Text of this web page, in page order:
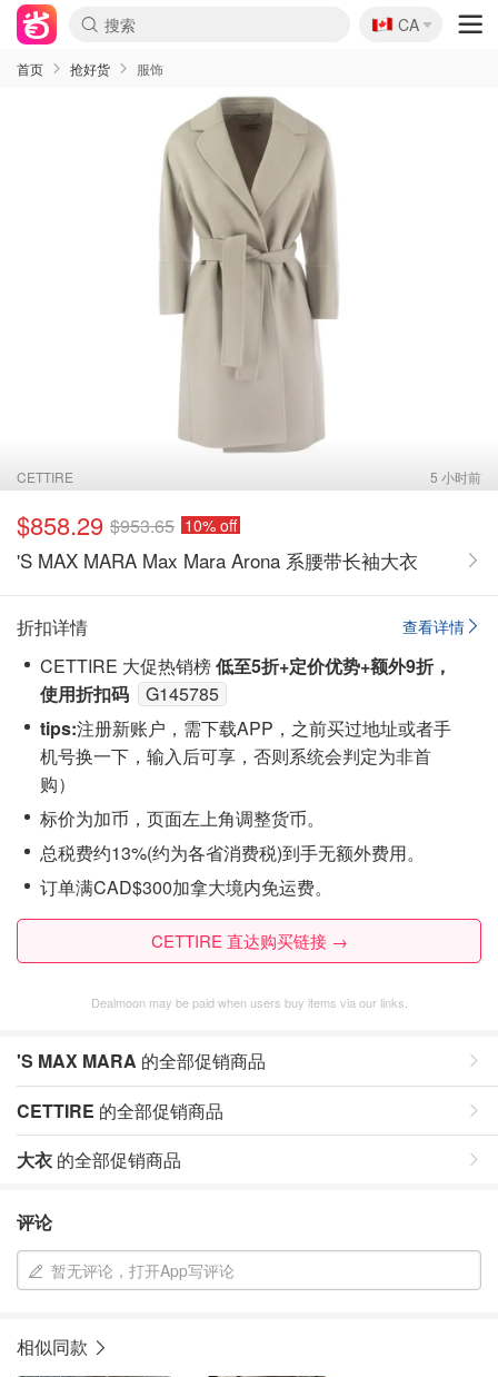
🇨🇦
CA
首页 抢好货 服饰
CETTIRE 5 小时前
$858.29 $953.65 10% off
'S MAX MARA Max Mara Arona 系腰带长袖大衣
查看详情
折扣详情
CETTIRE 大促热销榜低至5折+定价优势+额外9折，
使用折扣码
G145785
tips:注‮新册‬账户，需下载APP，之前买过地址或者手
机号换一下，输入后可享，否则系统会‮定判‬为非首
购）
标价为加币，页面左上角调整货币。
总税费约13%(约为各省消费税)到手无额外费用。
订单满CAD$300加拿大境内免运费。
CETTIRE 直达购买链接 →
Dealmoon may be paid when users buy items via our links.
'S MAX MARA 的全部促销商品
CETTIRE 的全部促销商品
大衣 的全部促销商品
评论
暂无评论，打开App写评论
相似同款